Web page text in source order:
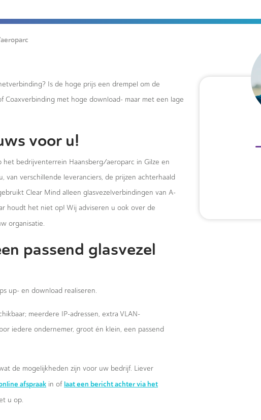
Is de hoge prijs een drempel om de
Coaxverbinding met hoge download- maar met een lage
voor u!
het bedrijventerrein Haansberg/aeroparc in Gilze en
verschillende leveranciers, de prijzen achterhaald
Clear Mind alleen glasvezelverbindingen van A-
houdt het niet op! Wij adviseren u ook over de
organisatie.
passend glasvezel
up- en download realiseren.
meerdere IP-adressen, extra VLAN-
iedere ondernemer, groot én klein, een passend
de mogelijkheden zijn voor uw bedrijf. Liever
afspraak in of laat een bericht achter via het
u op.